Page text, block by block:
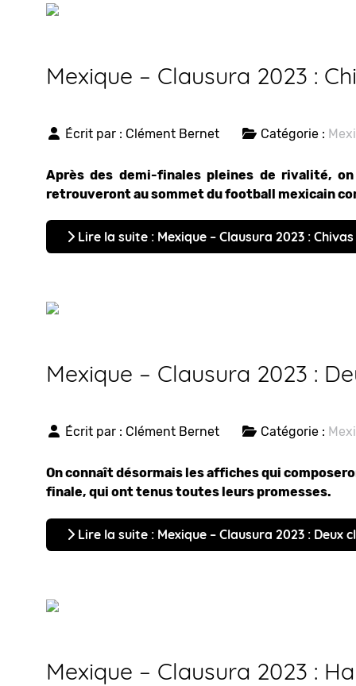
Mexique – Clausura 2023 :
Écrit par : Clément Bernet Catégorie :
Après des demi-finales pleines de rivalité,
retrouveront au sommet du football mexicain
Lire la suite : Mexique – Clausura 2023 :
Mexique – Clausura 2023 :
Écrit par : Clément Bernet Catégorie :
On connaît désormais les affiches qui
finale, qui ont tenus toutes leurs promesses.
Lire la suite : Mexique – Clausura 2023 : Deux
Mexique – Clausura 2023 :